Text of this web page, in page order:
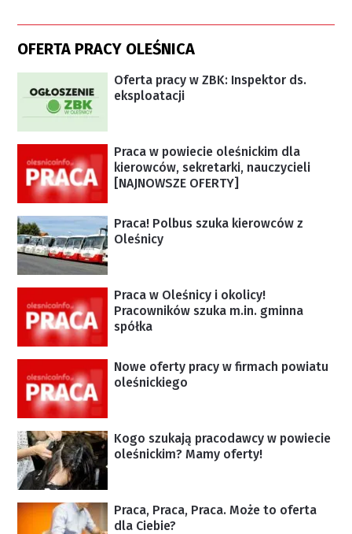
OFERTA PRACY OLEŚNICA
Oferta pracy w ZBK: Inspektor ds.
eksploatacji
Praca w powiecie oleśnickim dla
kierowców, sekretarki, nauczycieli
[NAJNOWSZE OFERTY]
Praca! Polbus szuka kierowców z
Oleśnicy
Praca w Oleśnicy i okolicy!
Pracowników szuka m.in. gminna
spółka
Nowe oferty pracy w firmach powiatu
oleśnickiego
Kogo szukają pracodawcy w powiecie
oleśnickim? Mamy oferty!
Praca, Praca, Praca. Może to oferta
dla Ciebie?